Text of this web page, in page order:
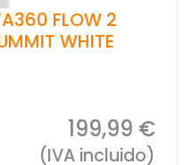
FLOW 2
WHITE
199,99 €
(IVA incluido)